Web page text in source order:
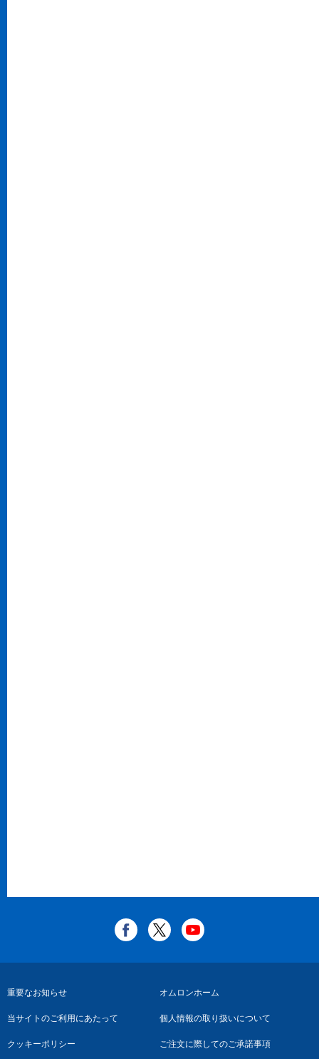
フ
ッ
タ
重要なお知らせ オムロンホーム
当サイトのご利用にあたって 個人情報の取り扱いについて
クッキーポリシー ご注文に際してのご承諾事項